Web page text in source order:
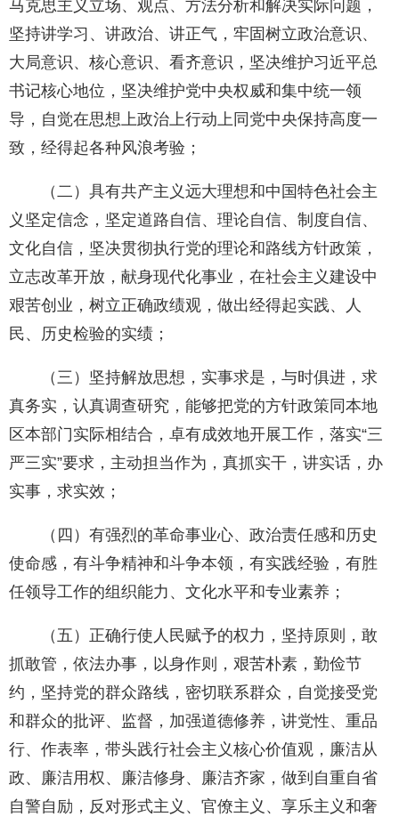
马克思主义立场、观点、方法分析和解决实际问题，
坚持讲学习、讲政治、讲正气，牢固树立政治意识、
大局意识、核心意识、看齐意识，坚决维护习近平总
书记核心地位，坚决维护党中央权威和集中统一领
导，自觉在思想上政治上行动上同党中央保持高度一
致，经得起各种风浪考验；
（二）具有共产主义远大理想和中国特色社会主
义坚定信念，坚定道路自信、理论自信、制度自信、
文化自信，坚决贯彻执行党的理论和路线方针政策，
立志改革开放，献身现代化事业，在社会主义建设中
艰苦创业，树立正确政绩观，做出经得起实践、人
民、历史检验的实绩；
（三）坚持解放思想，实事求是，与时俱进，求
真务实，认真调查研究，能够把党的方针政策同本地
区本部门实际相结合，卓有成效地开展工作，落实“三
严三实”要求，主动担当作为，真抓实干，讲实话，办
实事，求实效；
（四）有强烈的革命事业心、政治责任感和历史
使命感，有斗争精神和斗争本领，有实践经验，有胜
任领导工作的组织能力、文化水平和专业素养；
（五）正确行使人民赋予的权力，坚持原则，敢
抓敢管，依法办事，以身作则，艰苦朴素，勤俭节
约，坚持党的群众路线，密切联系群众，自觉接受党
和群众的批评、监督，加强道德修养，讲党性、重品
行、作表率，带头践行社会主义核心价值观，廉洁从
政、廉洁用权、廉洁修身、廉洁齐家，做到自重自省
自警自励，反对形式主义、官僚主义、享乐主义和奢